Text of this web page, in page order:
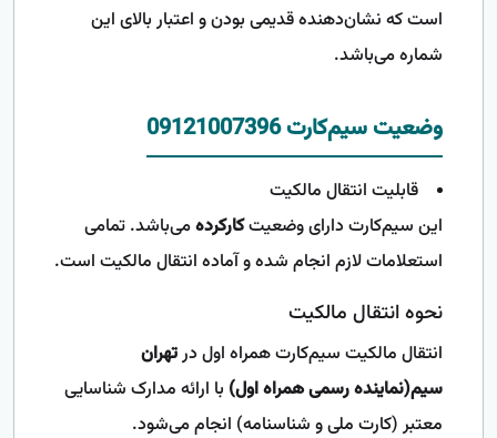
است که نشان‌دهنده قدیمی بودن و اعتبار بالای این
شماره می‌باشد.
وضعیت سیم‌کارت 09121007396
قابلیت انتقال مالکیت
این سیم‌کارت دارای وضعیتکارکردهمی‌باشد. تمامی
استعلامات لازم انجام شده و آماده انتقال مالکیت است.
نحوه انتقال مالکیت
انتقال مالکیت سیم‌کارت همراه اول درتهران
سیم(نماینده رسمی همراه اول) با ارائه مدارک شناسایی
معتبر (کارت ملی و شناسنامه) انجام می‌شود.